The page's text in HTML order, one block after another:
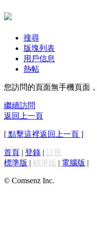
搜尋
版塊列表
用戶信息
熱帖
您訪問的頁面無手機頁面
繼續訪問
返回上一頁
[ 點擊這裡返回上一頁 ]
首頁 | 登錄 | 註冊
標準版 | 觸屏版 | 電腦版 |
© Comsenz Inc.